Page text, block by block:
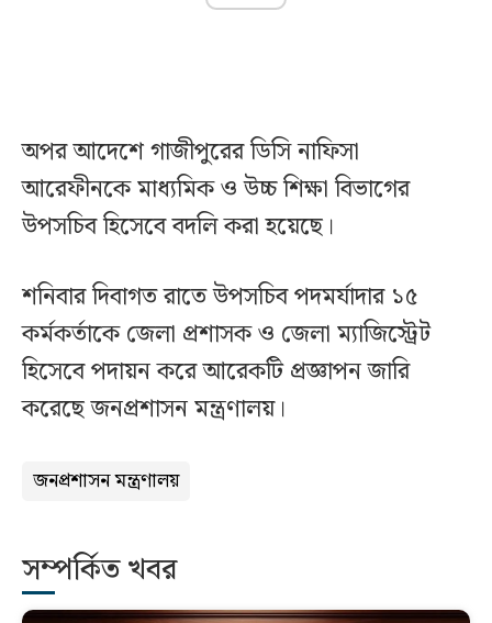
অপর আদেশে গাজীপুরের ডিসি নাফিসা
আরেফীনকে মাধ্যমিক ও উচ্চ শিক্ষা বিভাগের
উপসচিব হিসেবে বদলি করা হয়েছে।
শনিবার দিবাগত রাতে উপসচিব পদমর্যাদার ১৫
কর্মকর্তাকে জেলা প্রশাসক ও জেলা ম্যাজিস্ট্রেট
হিসেবে পদায়ন করে আরেকটি প্রজ্ঞাপন জারি
করেছে জনপ্রশাসন মন্ত্রণালয়।
জনপ্রশাসন মন্ত্রণালয়
সম্পর্কিত খবর